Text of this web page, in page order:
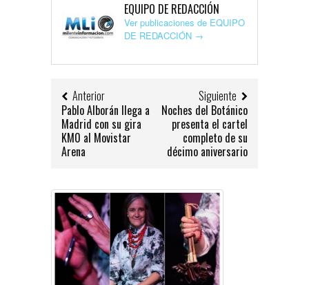
EQUIPO DE REDACCIÓN
Ver publicaciones de EQUIPO
DE REDACCIÓN →
Anterior
Pablo Alborán llega a
Madrid con su gira
KM0 al Movistar
Arena
Siguiente
Noches del Botánico
presenta el cartel
completo de su
décimo aniversario